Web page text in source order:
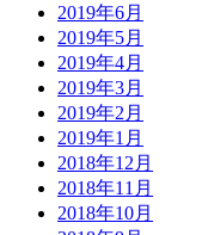
2019年6月
2019年5月
2019年4月
2019年3月
2019年2月
2019年1月
2018年12月
2018年11月
2018年10月